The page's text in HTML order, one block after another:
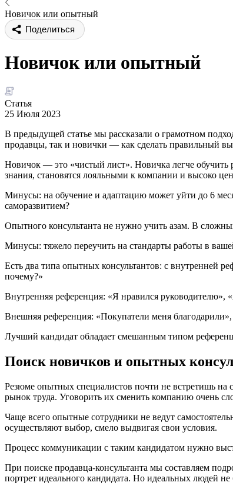
Новичок или опытный
Поделиться
Новичок или опытный
Статья
25 Июля 2023
В предыдущей статье мы рассказали о грамотном
продавцы, так и новички — как сделать правильный
Новичок — это «чистый лист». Новичка легче обучить
знания, становятся лояльными к компании и высоко
Минусы: на обучение и адаптацию может уйти до 6
саморазвитием?
Опытного консультанта не нужно учить азам. В
Минусы: тяжело переучить на стандарты работы в
Есть два типа опытных консультантов: с внутренней
почему?»
Внутренняя референция: «Я нравился руководителю»,
Внешняя референция: «Покупатели меня
Лучший кандидат обладает смешанным типом
Поиск новичков и опытных
Резюме опытных специалистов почти не встретишь на
рынок труда. Уговорить их сменить компанию очень
Чаще всего опытные сотрудники не ведут
осуществляют выбор, смело выдвигая свои условия.
Процесс коммуникации с таким кандидатом нужно
При поиске продавца-консультанта мы составляем
портрет идеального кандидата. Но идеальных людей